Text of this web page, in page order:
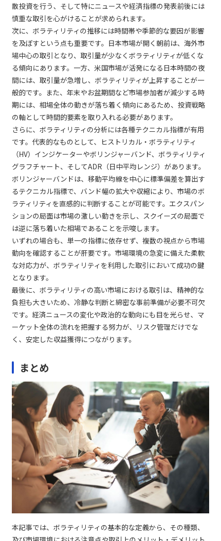
散投資を行う、そして特にニュースや経済指標の発表前後には
慎重な取引を心がけることが求められます。
次に、ボラティリティの推移には時間帯や季節的な要因が影響
を及ぼすという点も重要です。日本市場が開く朝前は、海外市
場中心の取引となり、取引量が少なくボラティリティが低くな
る傾向にあります。一方、米国市場が活発になる日本時間の夜
間には、取引量が急増し、ボラティリティが上昇することが一
般的です。また、年末やお盆期間など市場参加者が減少する時
期には、相場全体の動きが落ち着く傾向にあるため、投資戦略
の軸として時間的要素を取り入れる必要があります。
さらに、ボラティリティの分析には各種テクニカル指標が有用
です。代表的なものとして、ヒストリカル・ボラティリティ
（HV）インジケーターやボリンジャーバンド、ボラティリティ
グラフチャート、そしてADR（日中平均レンジ）があります。
ボリンジャーバンドは、移動平均線を中心に標準偏差を算出す
るテクニカル指標で、バンド幅の拡大や収縮により、市場のボ
ラティリティを直感的に判断することが可能です。エクスパン
ションの局面は市場の激しい動きを示し、スクイーズの局面で
は逆に落ち着いた相場であることを示唆します。
いずれの場合も、単一の指標に依存せず、複数の視点から市場
動向を確認することが肝要です。市場環境の急変に備えた柔軟
な対応力が、ボラティリティを利用した取引において成功の鍵
となります。
最後に、ボラティリティの高い市場における取引は、精神的な
負担も大きいため、冷静な判断と綿密な事前準備が必要不可欠
です。経済ニュースの変化や政治的な動向にも目を光らせ、マ
ーケット全体の流れを把握する努力が、リスク管理だけでな
く、安定した収益獲得につながります。
まとめ
本記事では、ボラティリティの基本的な定義から、その種類、